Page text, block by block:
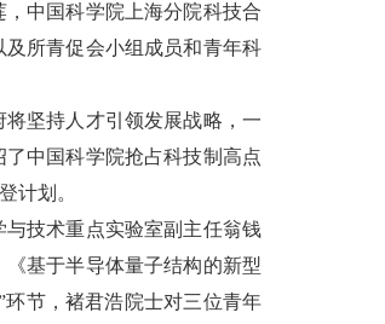
中国科学院上海分院科技合
所青促会小组成员和青年科
坚持人才引领发展战略，一
中国科学院抢占科技制高点
计划。
技术重点实验室副主任翁钱
基于半导体量子结构的新型
节，褚君浩院士对三位青年